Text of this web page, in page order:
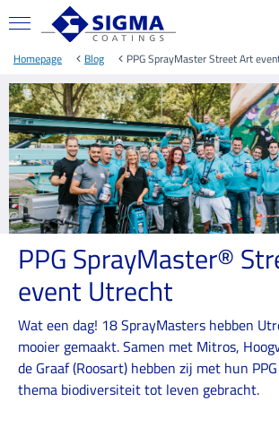
Homepage Blog PPG SprayMaster Street Art
PPG SprayMaster®
event Utrecht
Wat een dag! 18 SprayMasters hebben
mooier gemaakt. Samen met Mitros,
de Graaf (Roosart) hebben zij met hun
thema biodiversiteit tot leven gebracht.